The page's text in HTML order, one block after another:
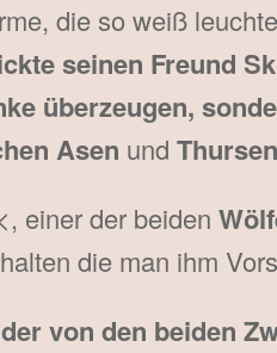
die so weiß
seinen Freund
überzeugen,
Asen und
einer der beiden
die man ihm
von den beiden